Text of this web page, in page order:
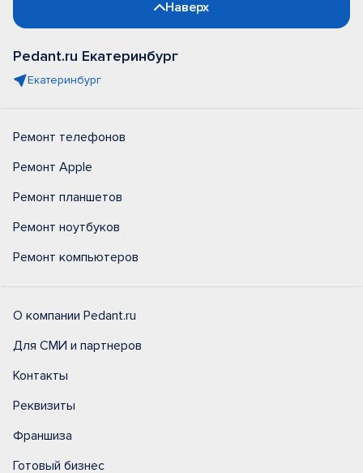
Наверх
Pedant.ru Екатеринбург
Екатеринбург
Ремонт телефонов
Ремонт Apple
Ремонт планшетов
Ремонт ноутбуков
Ремонт компьютеров
О компании Pedant.ru
Для СМИ и партнеров
Контакты
Реквизиты
Франшиза
Готовый бизнес